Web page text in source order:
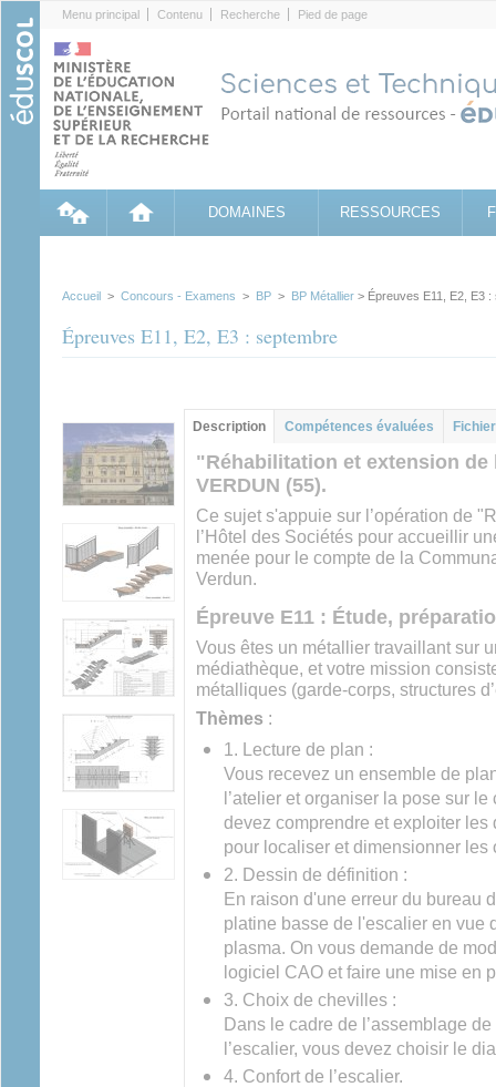
Menu principal Contenu Recherche Pied de page
DOMAINES RESSOURCES
Accueil > Concours - Examens > BP > BP Métallier > Épreuves E11, E2, E3 :
Épreuves E11, E2, E3 : septembre
Groupe principal
Description (onglet
actif)
Compétences évaluées
"Réhabilitation et extension de
VERDUN (55).
Ce sujet s'appuie sur l’opération de
l’Hôtel des Sociétés pour accueillir
menée pour le compte de la
Verdun.
Épreuve E11 : Étude,
Vous êtes un métallier travaillant sur
médiathèque, et votre mission
métalliques (garde-corps, structures
Thèmes :
1. Lecture de plan :
Vous recevez un ensemble de
l’atelier et organiser la pose sur
devez comprendre et exploiter
pour localiser et dimensionner les
2. Dessin de définition :
En raison d'une erreur du bureau
platine basse de l'escalier en vue
plasma. On vous demande de
logiciel CAO et faire une mise en
3. Choix de chevilles :
Dans le cadre de l’assemblage
l’escalier, vous devez choisir le
4. Confort de l’escalier.